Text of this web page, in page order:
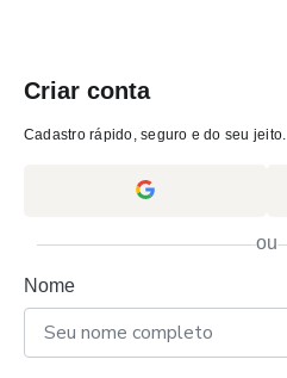
Criar conta
Cadastro rápido, seguro e do seu jeito.
ou
Nome